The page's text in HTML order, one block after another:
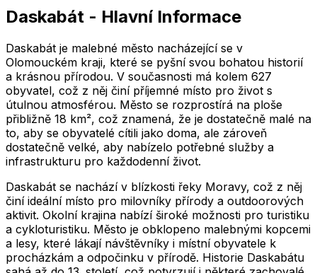
Daskabát - Hlavní Informace
Daskabát je malebné město nacházející se v
Olomouckém kraji, které se pyšní svou bohatou historií
a krásnou přírodou. V současnosti má kolem 627
obyvatel, což z něj činí příjemné místo pro život s
útulnou atmosférou. Město se rozprostírá na ploše
přibližně 18 km², což znamená, že je dostatečně malé na
to, aby se obyvatelé cítili jako doma, ale zároveň
dostatečně velké, aby nabízelo potřebné služby a
infrastrukturu pro každodenní život.
Daskabát se nachází v blízkosti řeky Moravy, což z něj
činí ideální místo pro milovníky přírody a outdoorových
aktivit. Okolní krajina nabízí široké možnosti pro turistiku
a cykloturistiku. Město je obklopeno malebnými kopcemi
a lesy, které lákají návštěvníky i místní obyvatele k
procházkám a odpočinku v přírodě. Historie Daskabátu